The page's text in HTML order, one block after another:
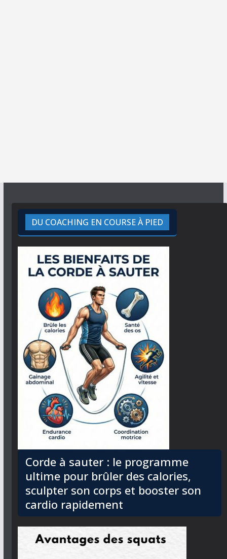
DU COACHING EN COURSE À PIED
Corde à sauter : le programme
ultime pour brûler des calories,
sculpter son corps et booster son
cardio rapidement